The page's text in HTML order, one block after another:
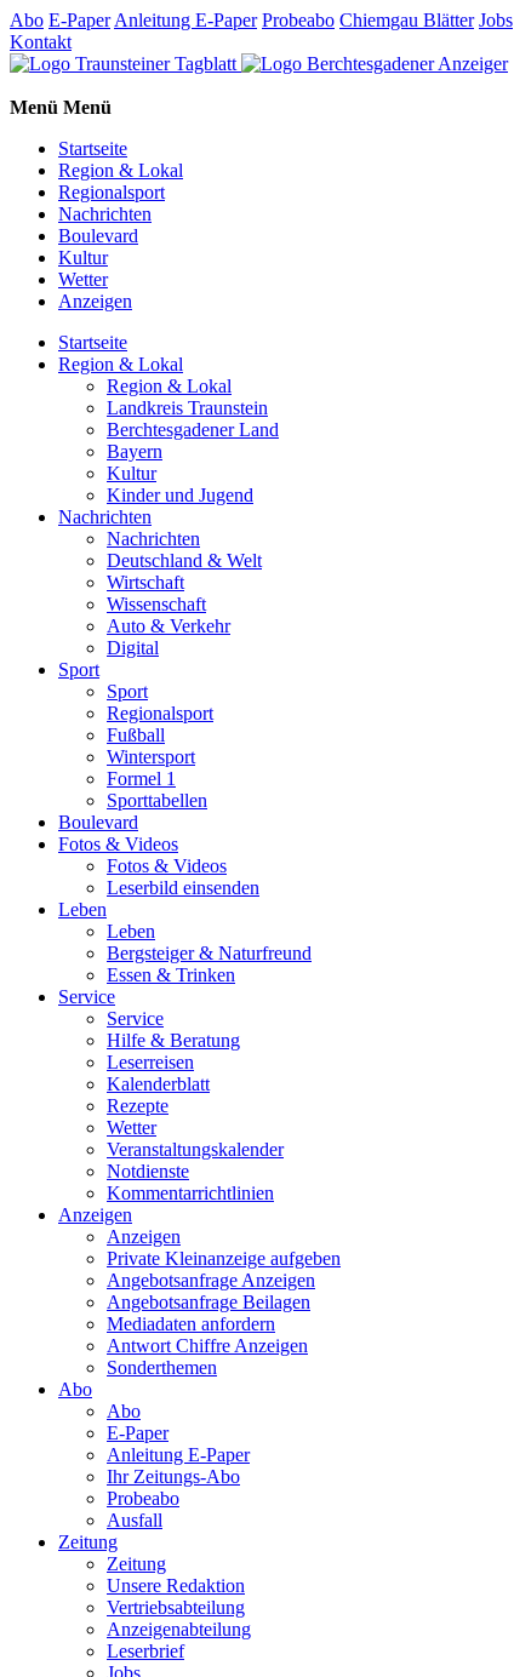
Abo E-Paper Anleitung E-Paper Probeabo Chiemgau Blätter Jobs
Kontakt
Menü Menü
Startseite
Region & Lokal
Regionalsport
Nachrichten
Boulevard
Kultur
Wetter
Anzeigen
Startseite
Region & Lokal
Region & Lokal
Landkreis Traunstein
Berchtesgadener Land
Bayern
Kultur
Kinder und Jugend
Nachrichten
Nachrichten
Deutschland & Welt
Wirtschaft
Wissenschaft
Auto & Verkehr
Digital
Sport
Sport
Regionalsport
Fußball
Wintersport
Formel 1
Sporttabellen
Boulevard
Fotos & Videos
Fotos & Videos
Leserbild einsenden
Leben
Leben
Bergsteiger & Naturfreund
Essen & Trinken
Service
Service
Hilfe & Beratung
Leserreisen
Kalenderblatt
Rezepte
Wetter
Veranstaltungskalender
Notdienste
Kommentarrichtlinien
Anzeigen
Anzeigen
Private Kleinanzeige aufgeben
Angebotsanfrage Anzeigen
Angebotsanfrage Beilagen
Mediadaten anfordern
Antwort Chiffre Anzeigen
Sonderthemen
Abo
Abo
E-Paper
Anleitung E-Paper
Ihr Zeitungs-Abo
Probeabo
Ausfall
Zeitung
Zeitung
Unsere Redaktion
Vertriebsabteilung
Anzeigenabteilung
Leserbrief
Jobs